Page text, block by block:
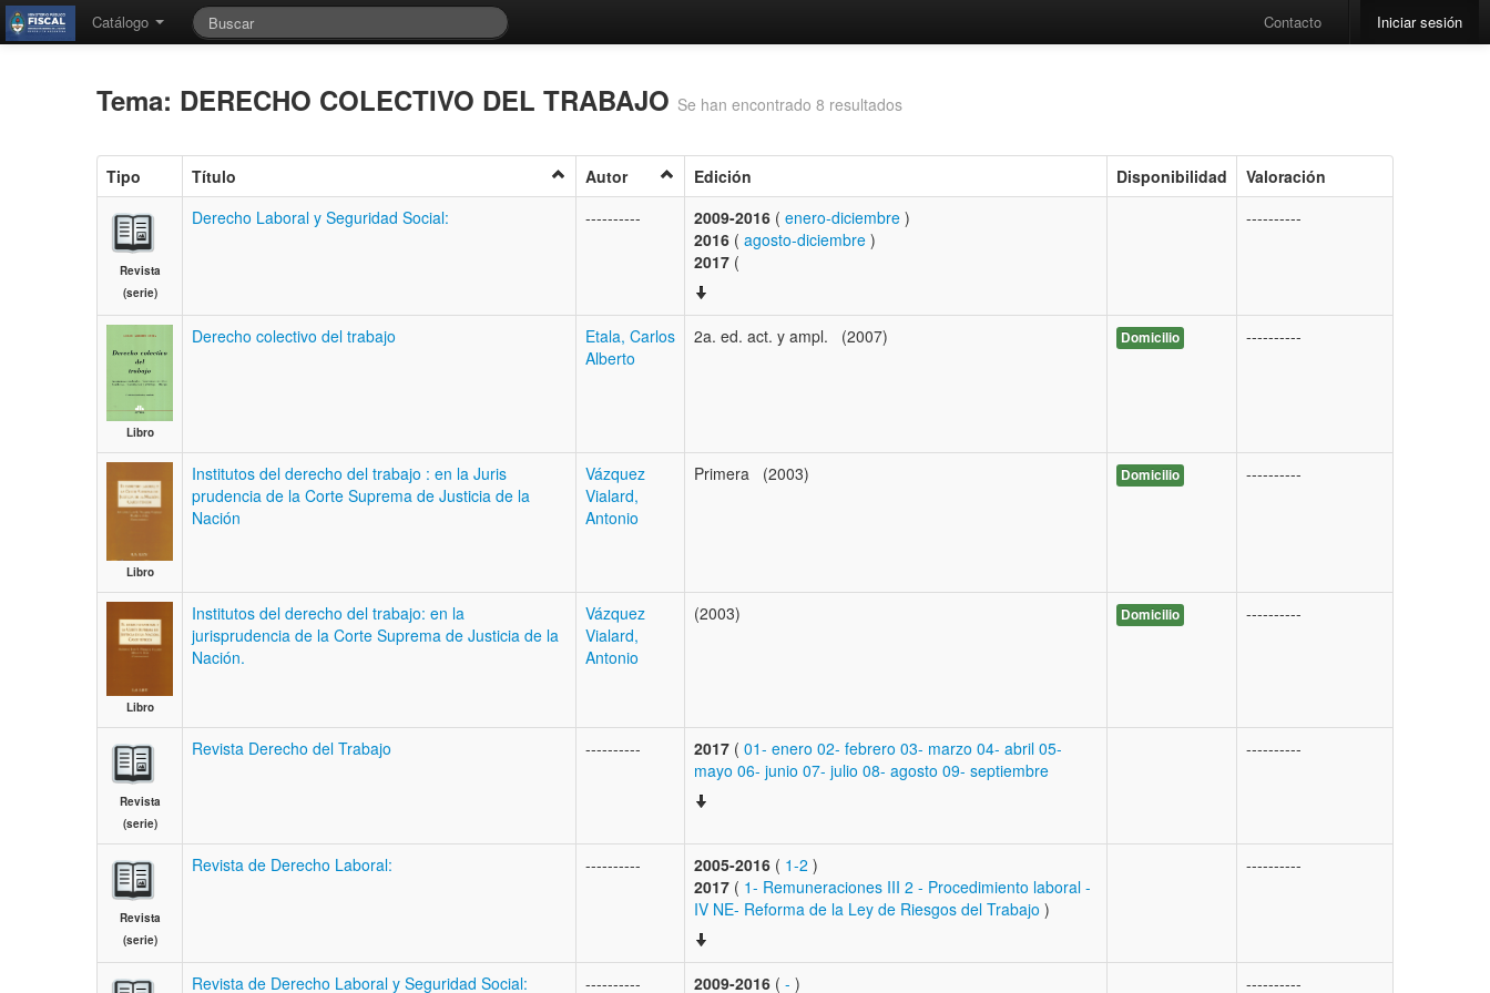
Catálogo Contacto Iniciar sesión
Tema: DERECHO COLECTIVO DEL TRABAJO Se han encontrado 8 resultados
Tipo Título Autor Edición Disponibilidad Valoración
Revista
(serie)
Derecho Laboral y Seguridad Social: ---------- 2009-2016 ( enero-diciembre )
2016 ( agosto-diciembre )
2017 (
----------
Libro
Derecho colectivo del trabajo
Etala, Carlos
Alberto
2a. ed. act. y ampl. (2007) Domicilio ----------
Libro
Institutos del derecho del trabajo : en la Juris
prudencia de la Corte Suprema de Justicia de la
Nación
Vázquez
Vialard,
Antonio
Primera (2003) Domicilio ----------
Libro
Institutos del derecho del trabajo: en la
jurisprudencia de la Corte Suprema de Justicia de la
Nación.
Vázquez
Vialard,
Antonio
(2003) Domicilio ----------
Revista
(serie)
Revista Derecho del Trabajo ---------- 2017 ( 01- enero 02- febrero 03- marzo 04- abril 05-
mayo 06- junio 07- julio 08- agosto 09- septiembre
----------
Revista
(serie)
Revista de Derecho Laboral: ---------- 2005-2016 ( 1-2 )
2017 ( 1- Remuneraciones III 2 - Procedimiento laboral -
IV NE- Reforma de la Ley de Riesgos del Trabajo )
----------
Revista de Derecho Laboral y Seguridad Social: ---------- 2009-2016 ( - ) ----------